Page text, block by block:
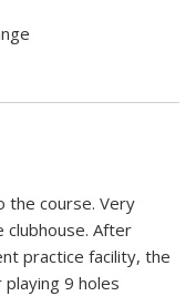
the course. Very
clubhouse. After
practice facility, the
9 holes